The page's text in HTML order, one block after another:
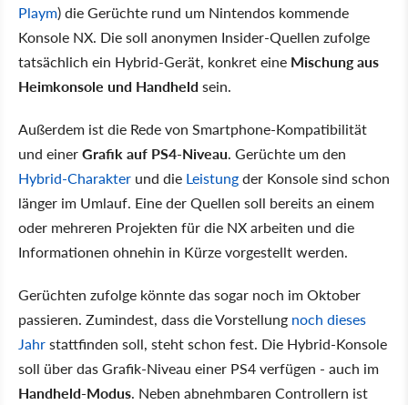
Playm) die Gerüchte rund um Nintendos kommende
Konsole NX. Die soll anonymen Insider-Quellen zufolge
tatsächlich ein Hybrid-Gerät, konkret eine Mischung aus
Heimkonsole und Handheldsein.
Außerdem ist die Rede von Smartphone-Kompatibilität
und einerGrafik auf PS4-Niveau. Gerüchte um den
Hybrid-Charakter und die Leistungder Konsole sind schon
länger im Umlauf. Eine der Quellen soll bereits an einem
oder mehreren Projekten für die NX arbeiten und die
Informationen ohnehin in Kürze vorgestellt werden.
Gerüchten zufolge könnte das sogar noch im Oktober
passieren. Zumindest, dass die Vorstellung noch dieses
Jahrstattfinden soll, steht schon fest. Die Hybrid-Konsole
soll über das Grafik-Niveau einer PS4 verfügen - auch im
Handheld-Modus. Neben abnehmbaren Controllern ist